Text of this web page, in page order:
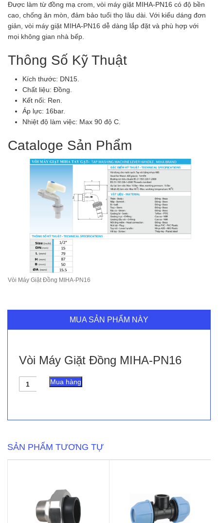
Được làm từ đồng mạ crom, vòi máy giặt MIHA-PN16 có độ bền
cao, chống ăn mòn, đảm bảo tuổi thọ lâu dài. Với kiểu dáng đơn
giản, vòi máy giặt MIHA-PN16 dễ dàng lắp đặt và phù hợp với
mọi không gian nhà bếp.
Thông Số Kỹ Thuật
Kích thước: DN15.
Chất liệu: Đồng.
Kết nối: Ren.
Áp lực: 16bar.
Nhiệt độ làm việc: Max 90 độ C.
Cataloge Sản Phẩm
Vòi Máy Giặt Đồng MIHA-PN16
MUA SẢN PHẨM NÀY
Vòi Máy Giặt Đồng MIHA-PN16
Vòi
Máy
Mua hàng
SẢN PHẨM TƯƠNG TỰ